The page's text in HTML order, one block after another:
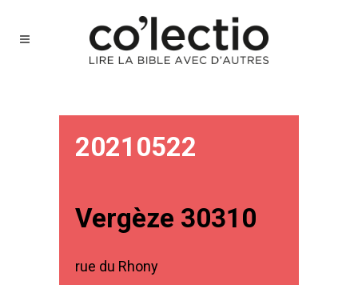
20210522
Vergèze 30310
rue du Rhony